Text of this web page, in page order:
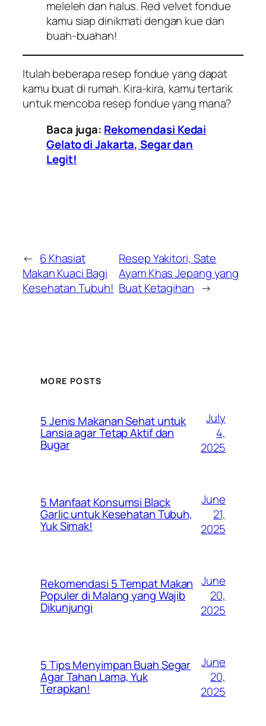
meleleh dan halus. Red velvet fondue
kamu siap dinikmati dengan kue dan
buah-buahan!
Itulah beberapa resepfondueyang dapat
kamu buat di rumah. Kira-kira, kamu tertarik
untuk mencoba resepfondueyang mana?
Baca juga: Rekomendasi Kedai
Gelato di Jakarta, Segar dan
Legit!
← 6 Khasiat
Makan Kuaci Bagi
Kesehatan Tubuh!
Resep Yakitori, Sate
Ayam Khas Jepang yang
Buat Ketagihan →
MORE POSTS
5 Jenis Makanan Sehat untuk
Lansia agar Tetap Aktif dan
Bugar
July
4,
2025
5 Manfaat Konsumsi Black
Garlic untuk Kesehatan Tubuh,
Yuk Simak!
June
21,
2025
Rekomendasi 5 Tempat Makan
Populer di Malang yang Wajib
Dikunjungi
June
20,
2025
5 Tips Menyimpan Buah Segar
Agar Tahan Lama, Yuk
Terapkan!
June
20,
2025